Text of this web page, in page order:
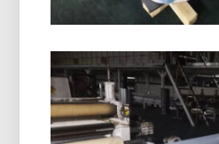
Rotolo Di Foglio
Rivestito
Il rotolo di foglio di